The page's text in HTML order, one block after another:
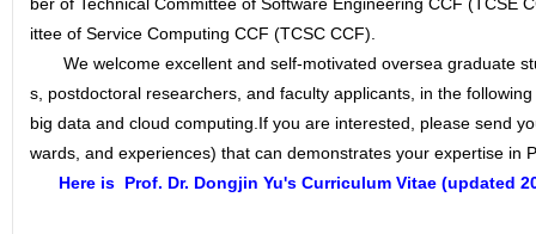
ittee of Service Computing CCF (TCSC CCF).
We welcome excellent and self-motivated oversea graduate
s, postdoctoral researchers, and faculty applicants, in the
big data and cloud computing.If you are interested, please send
wards, and experiences) that can demonstrates your expertise in
Here is Prof. Dr. Dongjin Yu's Curriculum Vitae (updated